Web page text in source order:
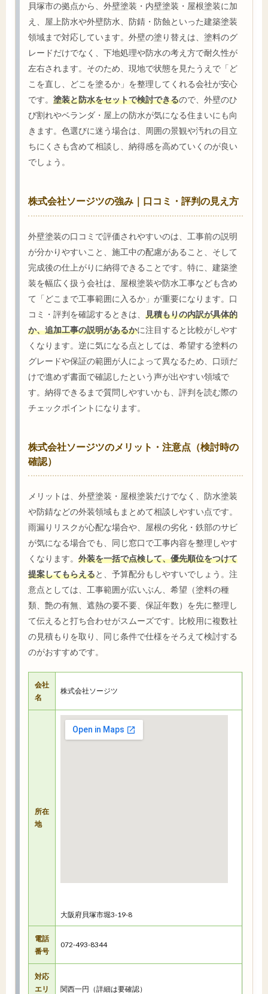
貝塚市の拠点から、外壁塗装・内壁塗装・屋根塗装に加
え、屋上防水や外壁防水、防錆・防蝕といった建築塗装
領域まで対応しています。外壁の塗り替えは、塗料のグ
レードだけでなく、下地処理や防水の考え方で耐久性が
左右されます。そのため、現地で状態を見たうえで「ど
こを直し、どこを塗るか」を整理してくれる会社が安心
です。 塗装と防水をセットで検討できるので、外壁のひ
び割れやベランダ・屋上の防水が気になる住まいにも向
きます。色選びに迷う場合は、周囲の景観や汚れの目立
ちにくさも含めて相談し、納得感を高めていくのが良い
でしょう。
株式会社ソージツの強み｜口コミ・評判の見え方
外壁塗装の口コミで評価されやすいのは、工事前の説明
が分かりやすいこと、施工中の配慮があること、そして
完成後の仕上がりに納得できることです。特に、建築塗
装を幅広く扱う会社は、屋根塗装や防水工事なども含め
て「どこまで工事範囲に入るか」が重要になります。口
コミ・評判を確認するときは、 見積もりの内訳が具体的
か、追加工事の説明があるかに注目すると比較がしやす
くなります。逆に気になる点としては、希望する塗料の
グレードや保証の範囲が人によって異なるため、口頭だ
けで進めず書面で確認したという声が出やすい領域で
す。納得できるまで質問しやすいかも、評判を読む際の
チェックポイントになります。
株式会社ソージツのメリット・注意点（検討時の
確認）
メリットは、外壁塗装・屋根塗装だけでなく、防水塗装
や防錆などの外装領域もまとめて相談しやすい点です。
雨漏りリスクが心配な場合や、屋根の劣化・鉄部のサビ
が気になる場合でも、同じ窓口で工事内容を整理しやす
くなります。 外装を一括で点検して、優先順位をつけて
提案してもらえると、予算配分もしやすいでしょう。注
意点としては、工事範囲が広いぶん、希望（塗料の種
類、艶の有無、遮熱の要不要、保証年数）を先に整理し
て伝えると打ち合わせがスムーズです。比較用に複数社
の見積もりを取り、同じ条件で仕様をそろえて検討する
のがおすすめです。
会社
名
株式会社ソージツ
所在
地
大阪府貝塚市堀3-19-8
電話
番号
072-493-8344
対応
エリ
関西一円（詳細は要確認）